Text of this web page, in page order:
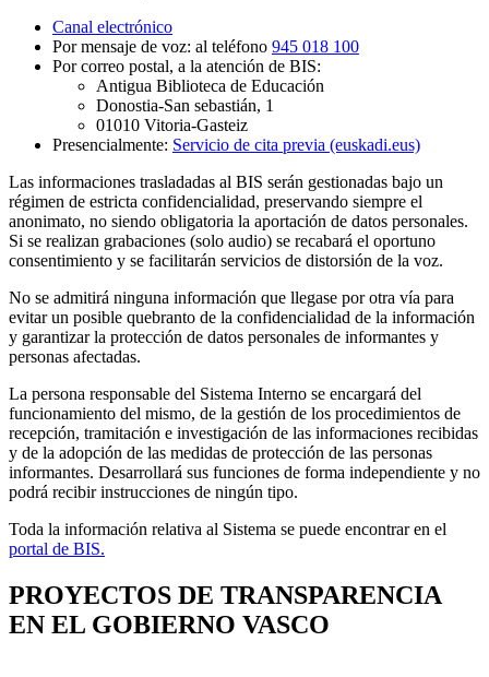
Canal electrónico
Por mensaje de voz: al teléfono 945 018 100
Por correo postal, a la atención de BIS:
Antigua Biblioteca de Educación
Donostia-San sebastián, 1
01010 Vitoria-Gasteiz
Presencialmente: Servicio de cita previa (euskadi.eus)
Las informaciones trasladadas al BIS serán gestionadas bajo un
régimen de estricta confidencialidad, preservando siempre el
anonimato, no siendo obligatoria la aportación de datos personales.
Si se realizan grabaciones (solo audio) se recabará el oportuno
consentimiento y se facilitarán servicios de distorsión de la voz.
No se admitirá ninguna información que llegase por otra vía para
evitar un posible quebranto de la confidencialidad de la información
y garantizar la protección de datos personales de informantes y
personas afectadas.
La persona responsable del Sistema Interno se encargará del
funcionamiento del mismo, de la gestión de los procedimientos de
recepción, tramitación e investigación de las informaciones recibidas
y de la adopción de las medidas de protección de las personas
informantes. Desarrollará sus funciones de forma independiente y no
podrá recibir instrucciones de ningún tipo.
Toda la información relativa al Sistema se puede encontrar en el
portal de BIS.
PROYECTOS DE TRANSPARENCIA
EN EL GOBIERNO VASCO